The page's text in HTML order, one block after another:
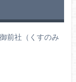
前社（くすのみ